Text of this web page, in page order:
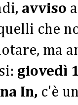
avviso
che
ma
giovedì
In, c'è